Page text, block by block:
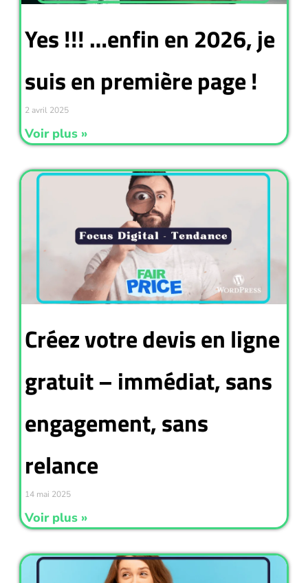
Yes !!! …enfin en 2026, je
suis en première page !
2 avril 2025
Voir plus »
Créez votre devis en ligne
gratuit – immédiat, sans
engagement, sans
relance
14 mai 2025
Voir plus »